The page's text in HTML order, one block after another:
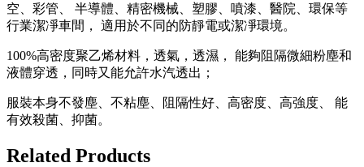
空、彩管、 半導體、精密機械、塑膠、噴漆、醫院、環保等
行業潔凈車間， 適用於不同的防靜電或潔凈環境。
100%高密度聚乙烯材料，透氣，透濕， 能夠阻隔微細粉塵和
液體穿透，同時又能允許水汽透出；
服裝本身不發塵、不粘塵、阻隔性好、高密度、高強度、 能
有效殺菌、抑菌。
Related Products